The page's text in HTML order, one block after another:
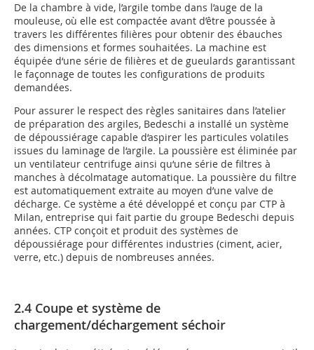
De la chambre à vide, l’argile tombe dans l’auge de la
mouleuse, où elle est compactée avant d’être poussée à
travers les différentes filières pour obtenir des ébauches
des dimensions et formes souhaitées. La machine est
équipée d‘une série de filières et de gueulards garantissant
le façonnage de toutes les configurations de produits
demandées.
Pour assurer le respect des règles sanitaires dans l’atelier
de préparation des argiles, Bedeschi a installé un système
de dépoussiérage capable d‘aspirer les particules volatiles
issues du laminage de l‘argile. La poussière est éliminée par
un ventilateur centrifuge ainsi qu‘une série de filtres à
manches à décolmatage automatique. La poussière du filtre
est automatiquement extraite au moyen d’une valve de
décharge. Ce système a été développé et conçu par CTP à
Milan, entreprise qui fait partie du groupe Bedeschi depuis
années. CTP conçoit et produit des systèmes de
dépoussiérage pour différentes industries (ciment, acier,
verre, etc.) depuis de nombreuses années.
2.4 Coupe et système de
chargement/déchargement séchoir